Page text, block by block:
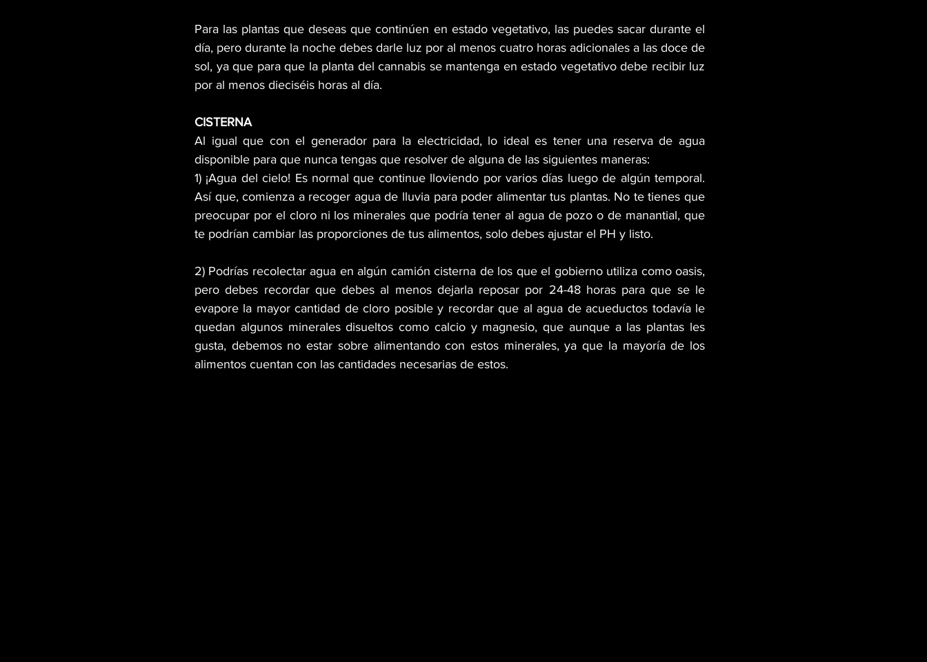
Para las plantas que deseas que continúen en estado vegetativo, las puedes sacar durante el
día, pero durante la noche debes darle luz por al menos cuatro horas adicionales a las doce de
sol, ya que para que la planta del cannabis se mantenga en estado vegetativo debe recibir luz
por al menos dieciséis horas al día.
CISTERNA
Al igual que con el generador para la electricidad, lo ideal es tener una reserva de agua
disponible para que nunca tengas que resolver de alguna de las siguientes maneras:
1) ¡Agua del cielo! Es normal que continue lloviendo por varios días luego de algún temporal.
Así que, comienza a recoger agua de lluvia para poder alimentar tus plantas. No te tienes que
preocupar por el cloro ni los minerales que podría tener al agua de pozo o de manantial, que
te podrían cambiar las proporciones de tus alimentos, solo debes ajustar el PH y listo.
2) Podrías recolectar agua en algún camión cisterna de los que el gobierno utiliza como oasis,
pero debes recordar que debes al menos dejarla reposar por 24-48 horas para que se le
evapore la mayor cantidad de cloro posible y recordar que al agua de acueductos todavía le
quedan algunos minerales disueltos como calcio y magnesio, que aunque a las plantas les
gusta, debemos no estar sobre alimentando con estos minerales, ya que la mayoría de los
alimentos cuentan con las cantidades necesarias de estos.